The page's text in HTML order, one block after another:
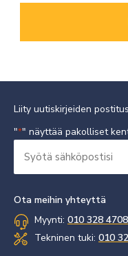
Liity uutiskirjeiden
"*" näyttää pakolliset
sähköpostisi
Ota meihin yhteyttä
Myynti: 010 328 4708
Tekninen tuki: 010